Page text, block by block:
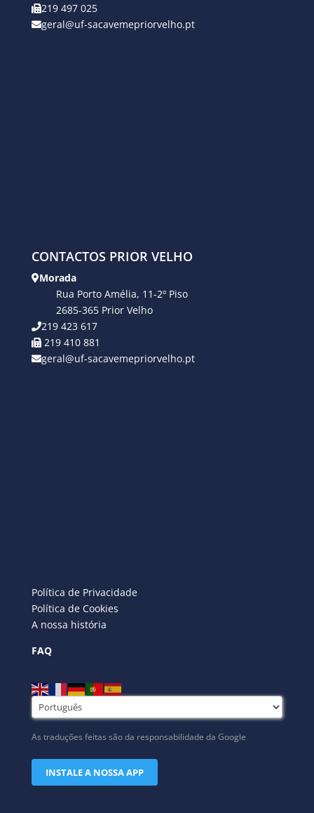
219 497 025
geral@uf-sacavemepriorvelho.pt
CONTACTOS PRIOR VELHO
Morada
Rua Porto Amélia, 11-2º Piso
2685-365 Prior Velho
219 423 617
219 410 881
geral@uf-sacavemepriorvelho.pt
Política de Privacidade
Política de Cookies
A nossa história
FAQ
As traduções feitas são da responsabilidade da Google
INSTALE A NOSSA APP